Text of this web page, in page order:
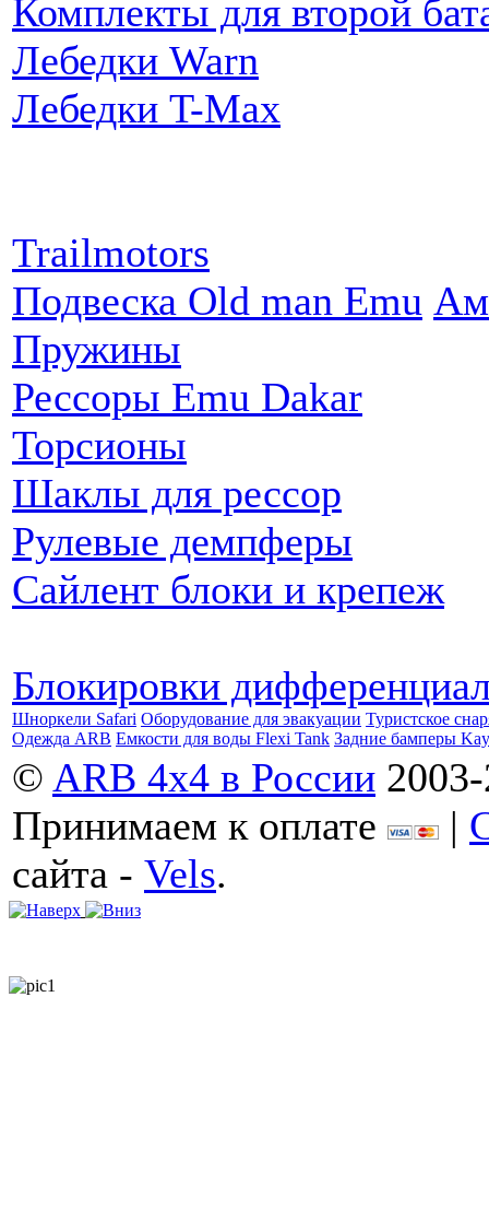
Комплекты для второй
Лебедки Warn
Лебедки T-Max
Trailmotors
Подвеска Old man Emu
Пружины
Рессоры Emu Dakar
Торсионы
Шаклы для рессор
Рулевые демпферы
Сайлент блоки и крепеж
Блокировки
Шноркели Safari Оборудование для эвакуации Туристское
Одежда ARB Емкости для воды Flexi Tank Задние бамперы
© ARB 4x4 в России
Принимаем к оплате
|
сайта - Vels.